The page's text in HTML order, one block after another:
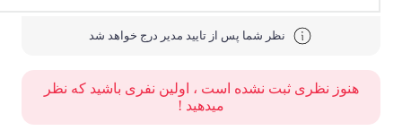
نظر شما پس از تایید مدیر درج خواهد شد
هنوز نظری ثبت نشده است ، اولین نفری باشید که نظر
میدهید !